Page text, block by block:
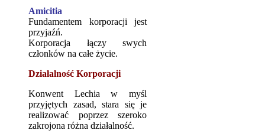
Amicitia
Fundamentem korporacji jest
przyjaźń.
Korporacja łączy swych
członków na całe życie.
Działalność Korporacji
Konwent Lechia w myśl
przyjętych zasad, stara się je
realizować poprzez szeroko
zakrojona różna działalność.